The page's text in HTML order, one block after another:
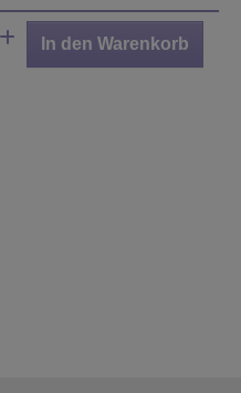
In den Warenkorb